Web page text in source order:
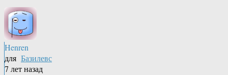
Henren
для Базилевс
7 лет назад